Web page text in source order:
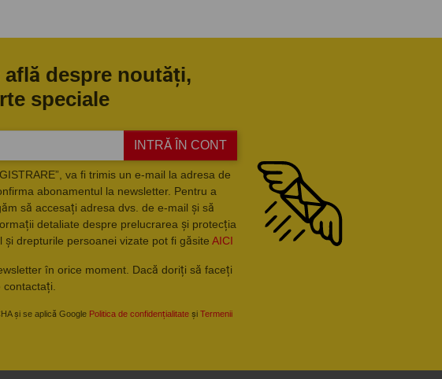
despre noutăți,
speciale
INTRĂ ÎN CONT
va fi trimis un e-mail la adresa de
abonamentul la newsletter. Pentru a
să accesați adresa dvs. de e-mail și să
detaliate despre prelucrarea și protecția
drepturile persoanei vizate pot fi găsite AICI
în orice moment. Dacă doriți să faceți
și se aplică Google Politica de confidențialitate și Termenii